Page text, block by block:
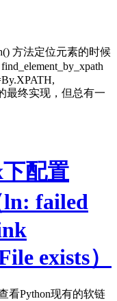
方法定位元素的时候
最终实现，但总有一
配置
failed
exists）
看Python现有的软链